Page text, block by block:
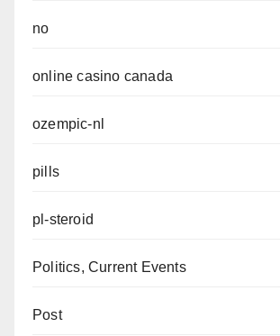
no
online casino canada
ozempic-nl
pills
pl-steroid
Politics, Current Events
Post